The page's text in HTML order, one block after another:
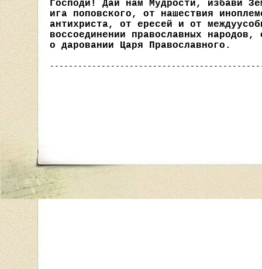
Господи! Дай нам Мудрости, избави
ига поповского, от нашествия
антихриста, от ересей и от
воссоединении православных
о даровании Царя Православного.